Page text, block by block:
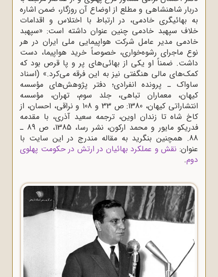
دربار شاهنشاهی و مطلع از اوضاع آن روزگار، ضمن اشاره
به بهائیگری خادمی، در ارتباط با اختلاس و اقدامات
خلاف سپهبد خادمی چنین عنوان داشته است: «سپهبد
خادمی مدیر عامل شرکت هواپیمایی ملی ایران در هر
نوع ماجرای رشوه‌خواری، خصوصاً خرید هواپیما، دست
داشت. ضمناً او یکی از بهائی‌های پر و پا قرص بود که
کمک‌های مالی هنگفتی نیز به این فرقه می‌کرد.» (اسناد
ساواک ـ پرونده انفرادی؛ دفتر پژوهش‌های مؤسسه
کیهان، معماران تباهی، جلد سوم، تهران، مؤسسه
انتشاراتی کیهان، 1380: ص 33 و 108 و نراقی، احسان، از
کاخ شاه تا زندان اوین، ترجمه سعید آذری، با مقدمه
فدریکو مایور و محمد ارکون، نشر رسا، 1385، ص 89 ـ
88. همچنین بنگرید به مقاله مندرج در این سایت با
عنوان: نقش و عملکرد بهائیان در ارتش در حکومت پهلوی
دوم.